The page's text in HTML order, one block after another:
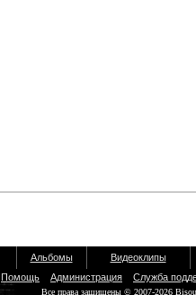
Альбомы
Видеоклипы
Помощь Администрация Служба
Все права защищены © 2007-2026